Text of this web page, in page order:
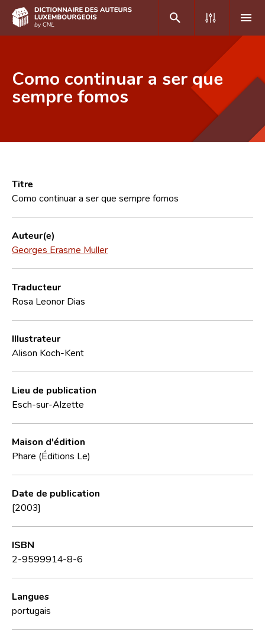
DE
Foire aux questions
CNL
Équipe scientifique
Contact
Como continuar a ser que
sempre fomos
Titre
Como continuar a ser que sempre fomos
Auteur(e)
Georges Erasme Muller
Traducteur
Rosa Leonor Dias
Illustrateur
Alison Koch-Kent
Lieu de publication
Esch-sur-Alzette
Maison d'édition
Phare (Éditions Le)
Date de publication
[2003]
ISBN
2-9599914-8-6
Langues
portugais